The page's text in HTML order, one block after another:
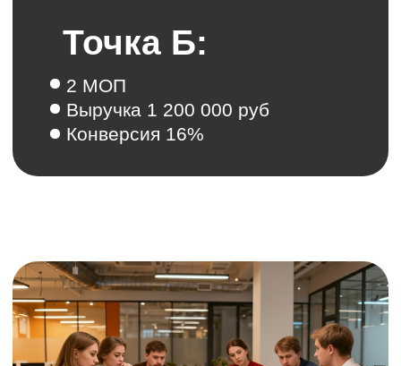
Рабочий удалённый отдел
продаж из 2 менеджеров
этапах
Значительно повысилось
качество работы с CRM и
эффективность работы
менеджеров
Баллы отдела контроля качества
выросли с 20% до 80%